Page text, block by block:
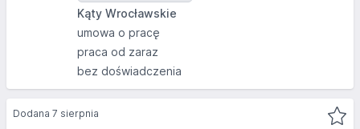
Kąty Wrocławskie
umowa o pracę
praca od zaraz
bez doświadczenia
Dodana 7 sierpnia